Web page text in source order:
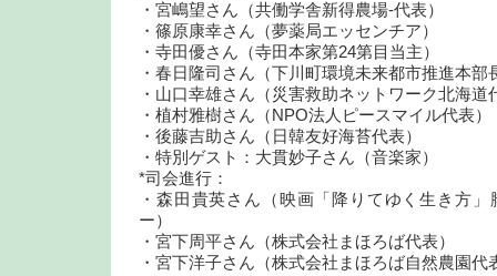
・宮嶋望さん（共働学舎新得農場-代表）
・篠原康幸さん（夢薬局エッセンチア）
・寺田優さん（寺田本家第24第目当主）
・春日隆司さん（下川町環境未来都市推進本部
・山口幸雄さん（災害救助ネットワーク北海道
・植村雅樹さん（NPO法人ピースマイル代表）
・後藤吉助さん（日韓友好海苔代表）
・特別ゲスト：大貫妙子さん（音楽家）
*司会進行：
・森田貴英さん（映画「降りてゆく生き方
ー）
・宮下周平さん（株式会社まほろば代表）
・宮下洋子さん（株式会社まほろば自然農園代